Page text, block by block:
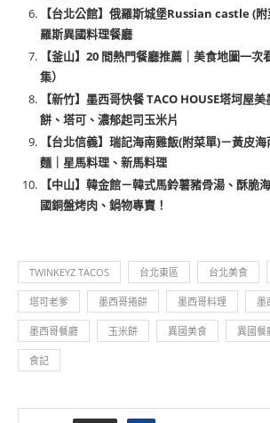
【台北公館】俄羅斯城堡Russian castle (
羅斯異國料理餐廳
【釜山】20 間熱門餐廳推薦｜美食地圖一次
集）
【新竹】墨西哥快餐 TACO HOUSE塔坷屋
餅、塔可、濃郁起司玉米片
【台北信義】瑞記海南雞飯(附菜單)－黃皮
麵｜星馬料理、新馬料理
【中山】韓金館－韓式馬鈴薯豬骨湯、酥脆
國銅盤烤肉、鍋物專賣！
TWINKEYZ TACOS 台北東區 台北美食
塔可老爹 墨西哥捲餅 墨西哥料理 墨
墨西哥餐廳 玉米餅 異國美食 異國餐
食記